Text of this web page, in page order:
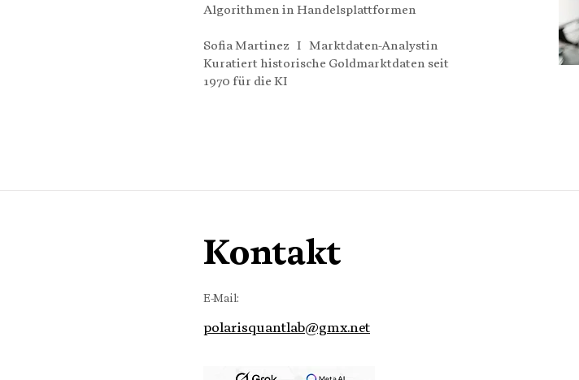
Algorithmen in Handelsplattformen
Sofia Martinez I Marktdaten-Analystin
Kuratiert historische Goldmarktdaten seit
1970 für die KI
Kontakt
E-Mail:
polarisquantlab@gmx.net